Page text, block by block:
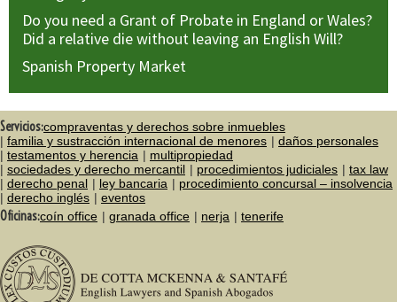
Do you need a Grant of Probate in England or Wales?
Did a relative die without leaving an English Will?
Spanish Property Market
Servicios:compraventas y derechos sobre inmuebles
familia y sustracción internacional de menores
daños personales
testamentos y herencia
multipropiedad
sociedades y derecho mercantil
procedimientos judiciales
tax law
derecho penal
ley bancaria
procedimiento concursal – insolvencia
derecho inglés
eventos
Oficinas:coín office granada office nerja tenerife